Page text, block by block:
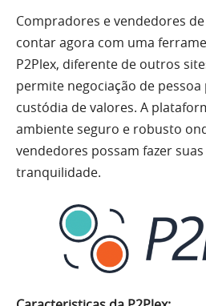
Compradores e vendedores
contar agora com uma
P2Plex, diferente de outros
permite negociação de pessoa
custódia de valores. A
ambiente seguro e robusto
vendedores possam fazer
tranquilidade.